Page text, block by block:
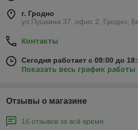
г. Гродно
ул.Пушкина 37, офис 2, Гродно,
Контакты
Сегодня работает с 09:00 до
Показать весь график работы
Отзывы о магазине
16 отзывов за всё время